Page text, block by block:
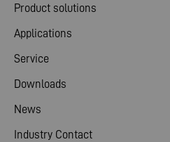
Product solutions
Applications
Service
Downloads
News
Industry Contact